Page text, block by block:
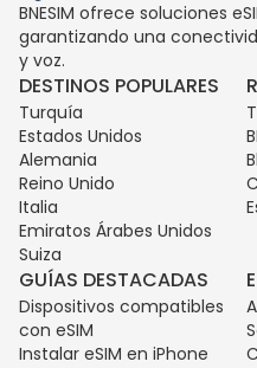
BNESIM ofrece soluciones
garantizando una
y voz.
DESTINOS POPULARES
Turquía
Estados Unidos
Alemania
Reino Unido
Italia
Emiratos Árabes Unidos
Suiza
GUÍAS DESTACADAS
Dispositivos compatibles
con eSIM
Instalar eSIM en iPhone